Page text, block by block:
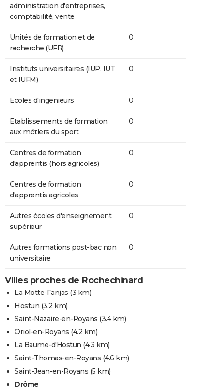
administration d'entreprises,
comptabilité, vente
Unités de formation et de
recherche (UFR)
0
Instituts universitaires (IUP, IUT
et IUFM)
0
Ecoles d'ingénieurs 0
Etablissements de formation
aux métiers du sport
0
Centres de formation
d'apprentis (hors agricoles)
0
Centres de formation
d'apprentis agricoles
0
Autres écoles d'enseignement
supérieur
0
Autres formations post-bac non
universitaire
0
Villes proches de Rochechinard
La Motte-Fanjas (3 km)
Hostun (3.2 km)
Saint-Nazaire-en-Royans (3.4 km)
Oriol-en-Royans (4.2 km)
La Baume-d'Hostun (4.3 km)
Saint-Thomas-en-Royans (4.6 km)
Saint-Jean-en-Royans (5 km)
Drôme